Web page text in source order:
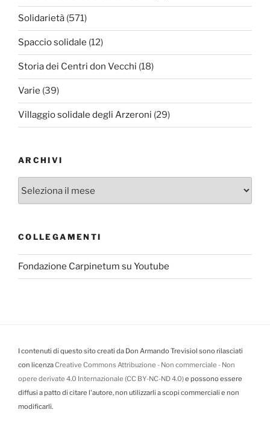
Solidarietà (571)
Spaccio solidale (12)
Storia dei Centri don Vecchi (18)
Varie (39)
Villaggio solidale degli Arzeroni (29)
ARCHIVI
Archivi
COLLEGAMENTI
Fondazione Carpinetum su Youtube
I contenuti di questo sito creati da Don Armando Trevisiol sono rilasciati
con licenzaCreative Commons Attribuzione - Non commerciale - Non
opere derivate 4.0 Internazionale (CC BY-NC-ND 4.0)e possono essere
diffusi a patto di citare l'autore, non utilizzarli a scopi commerciali e non
modificarli.